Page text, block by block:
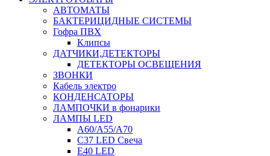
АВТОМАТЫ
БАКТЕРИЦИДНЫЕ СИСТЕМЫ
Гофра ПВХ
Клипсы
ДАТЧИКИ,ДЕТЕКТОРЫ
ДЕТЕКТОРЫ ОСВЕЩЕНИЯ
ЗВОНКИ
Кабель электро
КОНДЕНСАТОРЫ
ЛАМПОЧКИ в фонарики
ЛАМПЫ LED
A60/A55/A70
C37 LED Свеча
E40 LED